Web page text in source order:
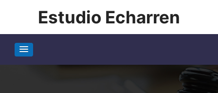
Estudio Echarren